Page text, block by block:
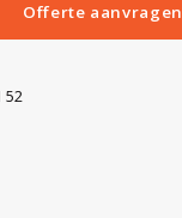
Offerte aanvragen
52